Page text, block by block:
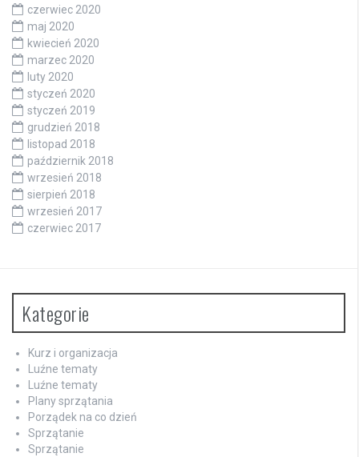
czerwiec 2020
maj 2020
kwiecień 2020
marzec 2020
luty 2020
styczeń 2020
styczeń 2019
grudzień 2018
listopad 2018
październik 2018
wrzesień 2018
sierpień 2018
wrzesień 2017
czerwiec 2017
Kategorie
Kurz i organizacja
Luźne tematy
Luźne tematy
Plany sprzątania
Porządek na co dzień
Sprzątanie
Sprzątanie